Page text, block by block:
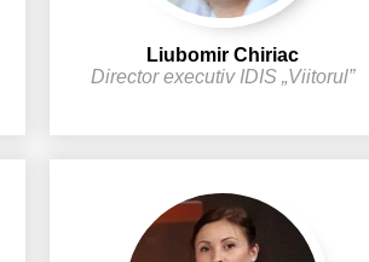
Liubomir Chiriac
Director executiv IDIS „Viitorul”